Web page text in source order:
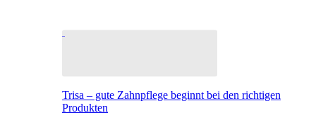
Trisa – gute Zahnpflege beginnt bei den richtigen
Produkten